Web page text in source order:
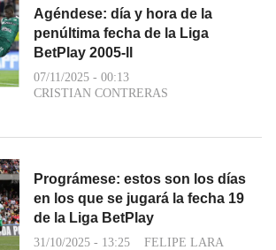
Agéndese: día y hora de la
penúltima fecha de la Liga
BetPlay 2005-ll
07/11/2025 - 00:13
CRISTIAN CONTRERAS
Prográmese: estos son los días
en los que se jugará la fecha 19
de la Liga BetPlay
31/10/2025 - 13:25 FELIPE LARA